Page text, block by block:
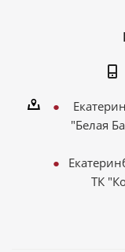
"Белая
ТК